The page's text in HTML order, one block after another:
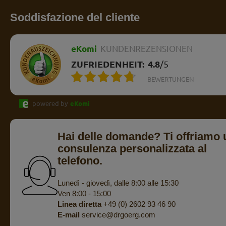
Soddisfazione del cliente
eKomi KUNDENREZENSIONEN
ZUFRIEDENHEIT: 4.8/5
BEWERTUNGEN
powered by eKomi
Hai delle domande? Ti offriamo
consulenza personalizzata al
telefono.
Lunedì - giovedì, dalle 8:00 alle 15:30
Ven 8:00 - 15:00
Linea diretta+49 (0) 2602 93 46 90
E-mail service@drgoerg.com